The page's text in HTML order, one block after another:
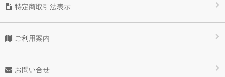
特定商取引法表示
ご利用案内
お問い合せ